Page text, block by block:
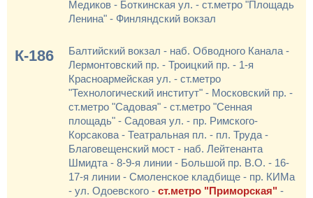
Медиков - Боткинская ул. - ст.метро "Площадь
Ленина" - Финляндский вокзал
К-186
Балтийский вокзал - наб. Обводного Канала -
Лермонтовский пр. - Троицкий пр. - 1-я
Красноармейская ул. - ст.метро
"Технологический институт" - Московский пр. -
ст.метро "Садовая" - ст.метро "Сенная
площадь" - Садовая ул. - пр. Римского-
Корсакова - Театральная пл. - пл. Труда -
Благовещенский мост - наб. Лейтенанта
Шмидта - 8-9-я линии - Большой пр. В.О. - 16-
17-я линии - Смоленское кладбище - пр. КИМа
- ул. Одоевского - ст.метро "Приморская" -